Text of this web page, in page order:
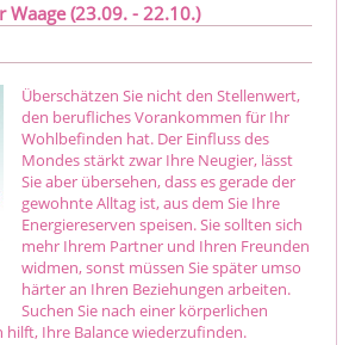
Waage (23.09. - 22.10.)
Überschätzen Sie nicht den Stellenwert,
den berufliches Vorankommen für Ihr
Wohlbefinden hat. Der Einfluss des
Mondes stärkt zwar Ihre Neugier, lässt
Sie aber übersehen, dass es gerade der
gewohnte Alltag ist, aus dem Sie Ihre
Energiereserven speisen. Sie sollten sich
mehr Ihrem Partner und Ihren Freunden
widmen, sonst müssen Sie später umso
härter an Ihren Beziehungen arbeiten.
Suchen Sie nach einer körperlichen
hilft, Ihre Balance wiederzufinden.